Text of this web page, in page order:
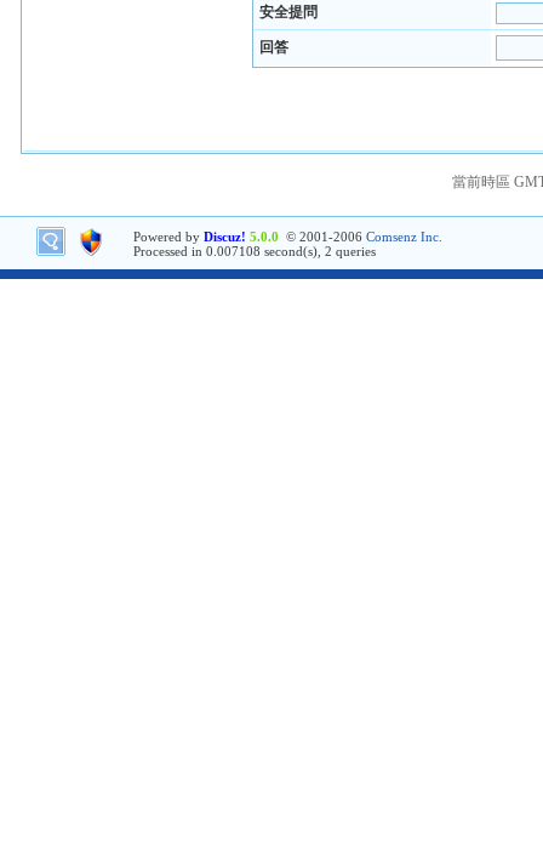
安全提問
回答
當前時區
Powered by Discuz! 5.0.0 © 2001-2006 Comsenz Inc.
Processed in 0.007108 second(s), 2 queries